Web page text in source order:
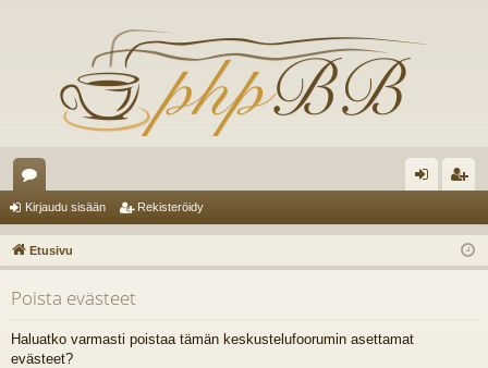
es
ku
st
el
ua
au
du
ist
er
Kirjaudu sisään Rekisteröidy
Etusivu
Poista evästeet
Haluatko varmasti poistaa tämän keskustelufoorumin asettamat
evästeet?